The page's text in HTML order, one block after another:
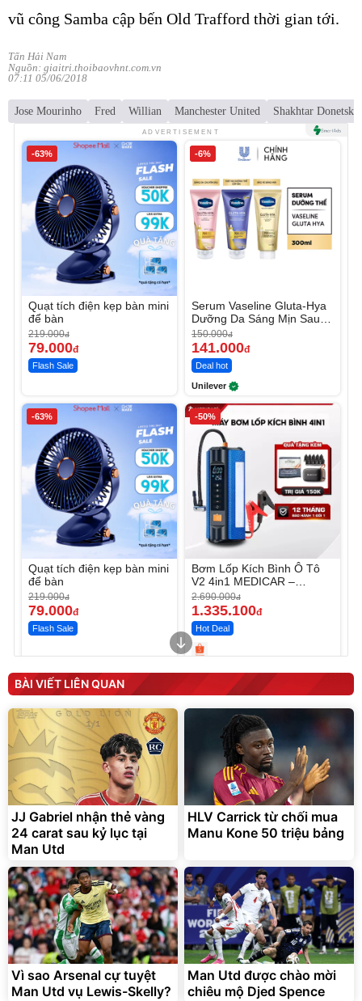
vũ công Samba cập bến Old Trafford thời gian tới.
Tấn Hải Nam
Nguồn: giaitri.thoibaovhnt.com.vn
07:11 05/06/2018
Jose Mourinho Fred Willian Manchester United Shakhtar Donetsk
ADVERTISEMENT
-63%
Quạt tích điện kẹp bàn mini
để bàn
219.000đ
79.000đ
Flash Sale
-6%
Serum Vaseline Gluta-Hya
Dưỡng Da Sáng Mịn Sau 7
Ngày
150.000đ
141.000đ
Deal hot
Unilever
-63%
Quạt tích điện kẹp bàn mini
để bàn
219.000đ
79.000đ
Flash Sale
-50%
Bơm Lốp Kích Bình Ô Tô
V2 4in1 MEDICAR –
12.000mAh
2.690.000đ
1.335.100đ
Hot Deal
Máy ép chậm trái cây
Elmich JEE 1855OL
3.000.000đ
2.143.650đ
Flash Sale
Máy rửa xe cầm tay xịt rửa
cao áp có tạo bọt tuyết
399.000đ
Đã bán nhiều
Bạt phủ xe ô tô cao cấp,
tráng nhôm 03 lớp
392.000đ
325.000đ
Đã bán nhiều
Xe đạp điện trợ lực G-
Force C14 gấp gọn bỏ cốp
tiện lợi
9.900.000đ
7.092.000đ
Đang xem nhiều
BÀI VIẾT LIÊN QUAN
JJ Gabriel nhận thẻ vàng
24 carat sau kỷ lục tại
Man Utd
HLV Carrick từ chối mua
Manu Kone 50 triệu bảng
Vì sao Arsenal cự tuyệt
Man Utd vụ Lewis-Skelly?
Man Utd được chào mời
chiêu mộ Djed Spence